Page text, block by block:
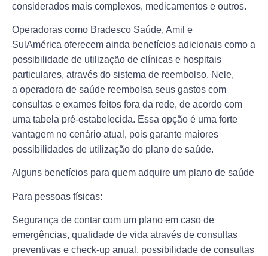
considerados mais complexos, medicamentos e outros.
Operadoras como Bradesco Saúde, Amil e
SulAmérica oferecem ainda benefícios adicionais como a
possibilidade de utilização de clínicas e hospitais
particulares, através do sistema de reembolso. Nele,
a operadora de saúde reembolsa seus gastos com
consultas e exames feitos fora da rede, de acordo com
uma tabela pré-estabelecida. Essa opção é uma forte
vantagem no cenário atual, pois garante maiores
possibilidades de utilização do plano de saúde.
Alguns benefícios para quem adquire um plano de saúde
Para pessoas físicas:
Segurança de contar com um plano em caso de
emergências, qualidade de vida através de consultas
preventivas e check-up anual, possibilidade de consultas